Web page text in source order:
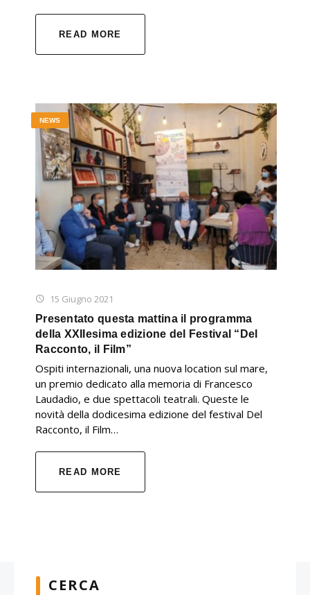
READ MORE
15 Giugno 2021
NEWS
Presentato questa mattina il programma
della XXIIesima edizione del Festival “Del
Racconto, il Film”
Ospiti internazionali, una nuova location sul mare,
un premio dedicato alla memoria di Francesco
Laudadio, e due spettacoli teatrali. Queste le
novità della dodicesima edizione del festival Del
Racconto, il Film…
READ MORE
CERCA